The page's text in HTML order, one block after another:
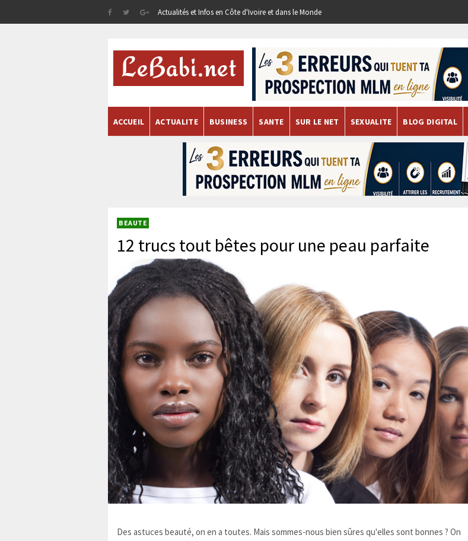
Actualités et Infos en Côte d'Ivoire et dans le Monde
ACCUEIL ACTUALITE BUSINESS SANTE SUR LE NET SEXUALITE BLOG DIGITAL
BEAUTE
12 trucs tout bêtes pour une peau parfaite
Des astuces beauté, on en a toutes. Mais sommes-nous bien sûres qu'elles sont bonnes ? On